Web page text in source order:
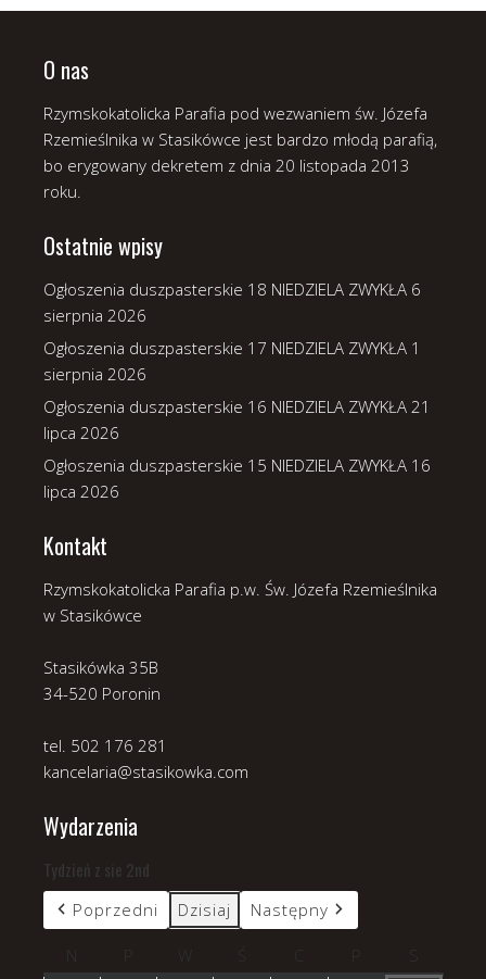
O nas
Rzymskokatolicka Parafia pod wezwaniem św. Józefa
Rzemieślnika w Stasikówce jest bardzo młodą parafią,
bo erygowany dekretem z dnia 20 listopada 2013
roku.
Ostatnie wpisy
Ogłoszenia duszpasterskie 18 NIEDZIELA ZWYKŁA 6
sierpnia 2026
Ogłoszenia duszpasterskie 17 NIEDZIELA ZWYKŁA 1
sierpnia 2026
Ogłoszenia duszpasterskie 16 NIEDZIELA ZWYKŁA 21
lipca 2026
Ogłoszenia duszpasterskie 15 NIEDZIELA ZWYKŁA 16
lipca 2026
Kontakt
Rzymskokatolicka Parafia p.w. Św. Józefa Rzemieślnika
w Stasikówce
Stasikówka 35B
34-520 Poronin
tel. 502 176 281
kancelaria@stasikowka.com
Wydarzenia
Tydzień z sie 2nd
Poprzedni Dzisiaj Następny